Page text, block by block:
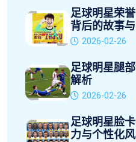
足球明星荣
背后的故事
2026-02-26
足球明星腿
解析
2026-02-26
足球明星脸
力与个性化